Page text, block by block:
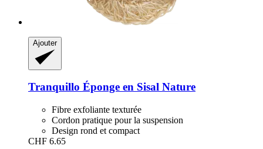
Ajouter
Tranquillo Éponge en Sisal Nature
Fibre exfoliante texturée
Cordon pratique pour la suspension
Design rond et compact
CHF 6.65